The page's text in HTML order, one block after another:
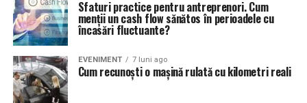
Sfaturi practice pentru antreprenori. Cum
menții un cash flow sănătos în perioadele cu
încasări fluctuante?
EVENIMENT 7 luni ago
Cum recunoști o mașină rulată cu kilometri reali